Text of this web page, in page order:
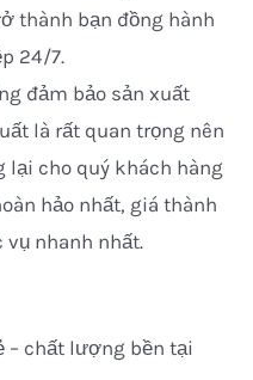
thành bạn đồng hành
24/7.
đảm bảo sản xuất
là rất quan trọng nên
lại cho quý khách hàng
hảo nhất, giá thành
nhanh nhất.
– chất lượng bền tại